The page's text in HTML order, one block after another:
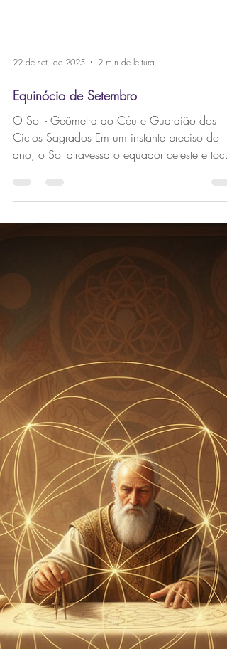
22 de set. de 2025 2 min de leitura
Equinócio de Setembro
O Sol - Geômetra do Céu e Guardião dos
Ciclos Sagrados Em um instante preciso do
ano, o Sol atravessa o equador celeste e toca